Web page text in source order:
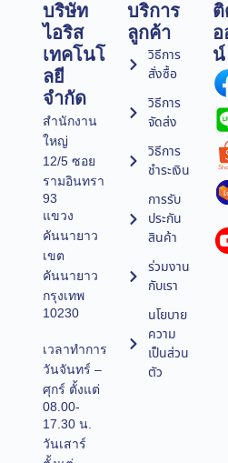
บริษัท
ไอริส
เทคโนโ
ลยี
จำกัด
สำนักงาน
ใหญ่
12/5 ซอย
รามอินทรา
93
แขวง
คันนายาว
เขต
คันนายาว
กรุงเทพ
10230
เวลาทำการ
วันจันทร์ –
ศุกร์ ตั้งแต่
08.00-
17.30 น.
วันเสาร์
บริการ
ลูกค้า
วิธีการ
สั่งซื้อ
วิธีการ
จัดส่ง
วิธีการ
ชำระเงิน
การรับ
ประกัน
สินค้า
ร่วมงาน
กับเรา
นโยบาย
ความ
เป็นส่วน
ตัว
ติ
อ
น์